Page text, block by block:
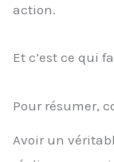
action.
Et c’est ce qui
Pour résumer,
Avoir un